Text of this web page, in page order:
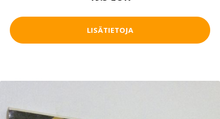
LISÄTIETOJA